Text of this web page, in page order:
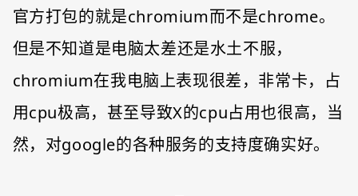
官方打包的就是chromium而不是chrome。
但是不知道是电脑太差还是水土不服，
chromium在我电脑上表现很差，非常卡，占
用cpu极高，甚至导致X的cpu占用也很高，当
然，对google的各种服务的支持度确实好。